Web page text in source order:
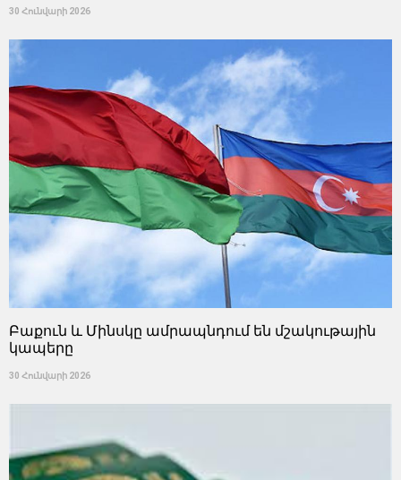
30 Հունվարի 2026
Բաքուն և Մինսկը ամրապնդում են մշակութային
կապերը
30 Հունվարի 2026